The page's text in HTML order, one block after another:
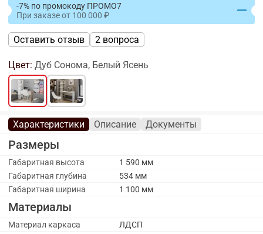
-7% по промокоду ПРОМО7
При заказеот 100 000
Оставить отзыв 2 вопроса
Цвет: Дуб Сонома, Белый Ясень
Характеристики Описание Документы
Размеры
Габаритная высота
1 590 мм
Габаритная глубина
534 мм
Габаритная ширина
1 100 мм
Материалы
Материал каркаса
ЛДСП